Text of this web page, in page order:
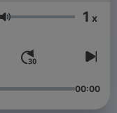
Volumen 1 x
00:00